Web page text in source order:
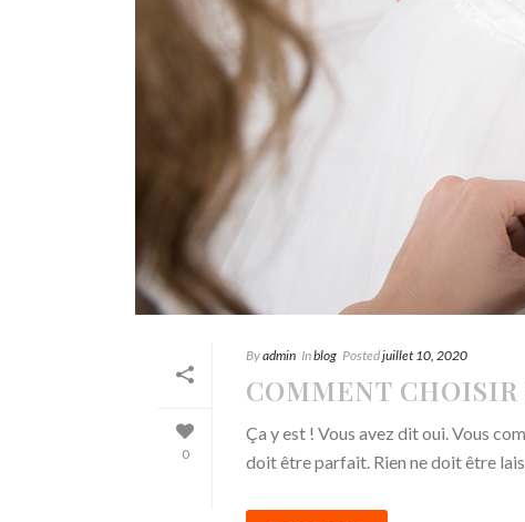
0
Byadmin Inblog Postedjuillet 10, 2020
COMMENT
Ça y est ! Vous avez dit oui. Vous
doit être parfait. Rien ne doit être